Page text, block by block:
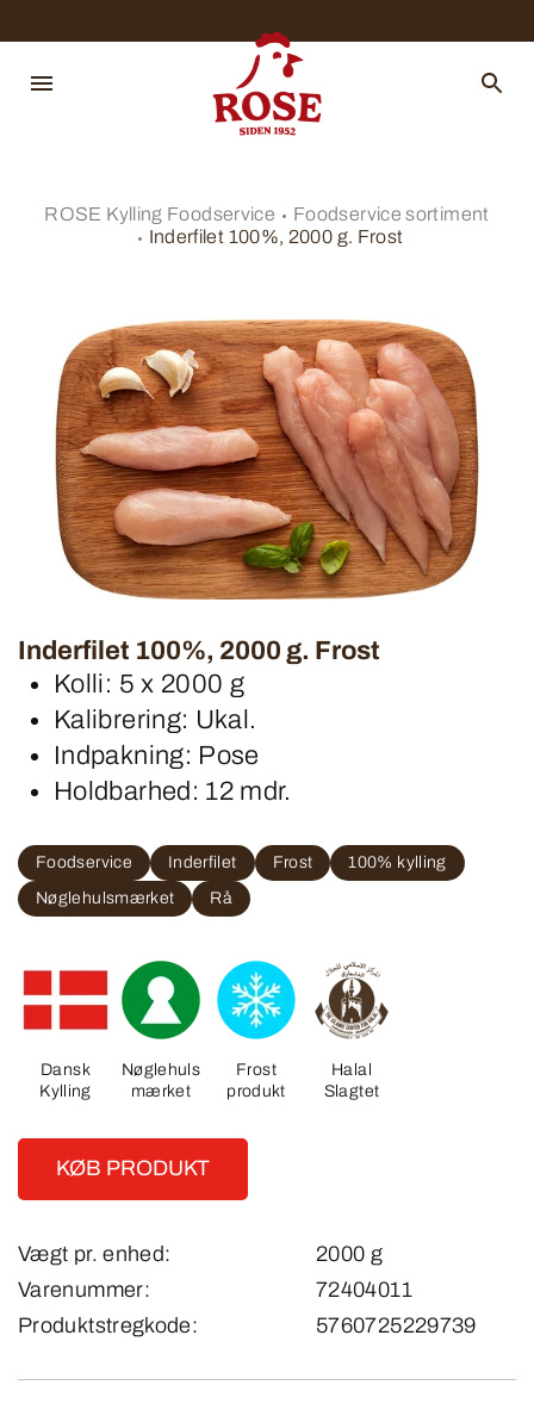
ROSE Kylling Foodservice
Foodservice sortiment
Inderfilet 100%, 2000 g. Frost
Inderfilet 100%, 2000 g. Frost
Kolli: 5 x 2000 g
Kalibrering: Ukal.
Indpakning: Pose
Holdbarhed: 12 mdr.
Foodservice Inderfilet Frost
100% kylling
Nøglehulsmærket
Rå
Dansk
Kylling
Nøglehuls
mærket
Frost
produkt
Halal
Slagtet
KØB PRODUKT
Vægt pr. enhed:
2000 g
Varenummer:
72404011
Produktstregkode:
5760725229739